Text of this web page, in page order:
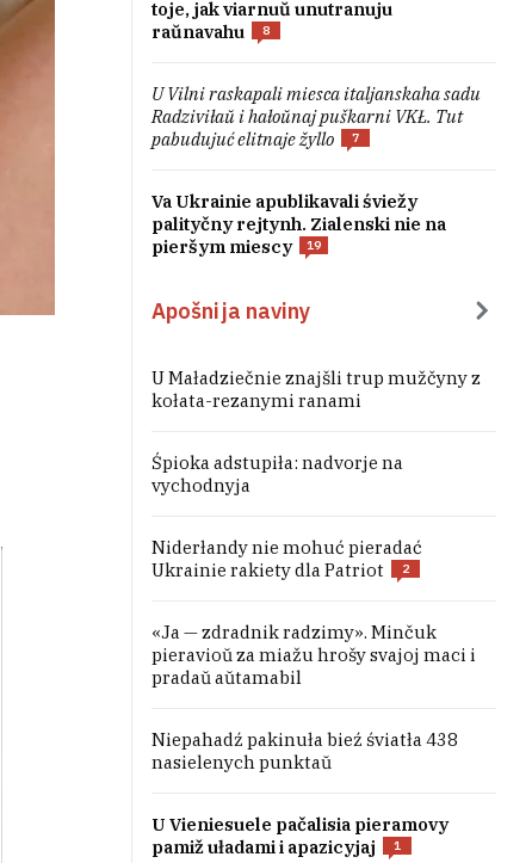
toje, jak viarnuŭ unutranuju
raŭnavahu
8
U Vilni raskapali miesca italjanskaha sadu
Radziviłaŭ i hałoŭnaj puškarni VKŁ. Tut
pabudujuć elitnaje žyllo
7
Va Ukrainie apublikavali śviežy
palityčny rejtynh. Zialenski nie na
pieršym miescy
19
Apošnija naviny
U Maładziečnie znajšli trup mužčyny z
kołata-rezanymi ranami
Śpioka adstupiła: nadvorje na
vychodnyja
Niderłandy nie mohuć pieradać
Ukrainie rakiety dla Patriot
2
«Ja — zdradnik radzimy». Minčuk
pieravioŭ za miažu hrošy svajoj maci i
pradaŭ aŭtamabil
Niepahadź pakinuła bieź śviatła 438
nasielenych punktaŭ
U Vieniesuele pačalisia pieramovy
pamiž uładami i apazicyjaj
1